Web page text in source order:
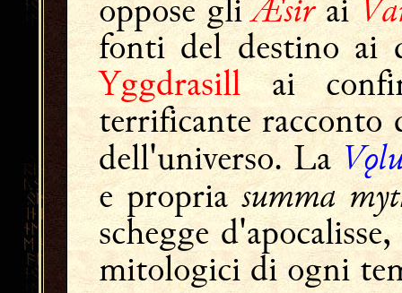
oppose gliÆsirai
fonti del destino ai
Yggdrasillai
terrificante racconto
dell'universo. La
e propriasumma
schegge
mitologici di ogni